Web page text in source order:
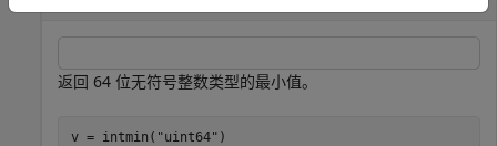
返回 64 位无符号整数类型的最小值。
v = intmin( "uint64" )